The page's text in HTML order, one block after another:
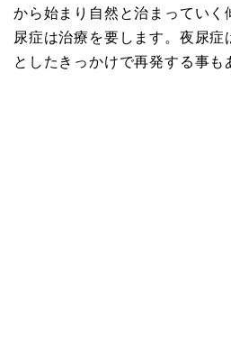
から始まり自然と治まっていく
尿症は治療を要します。夜尿症
としたきっかけで再発する事も